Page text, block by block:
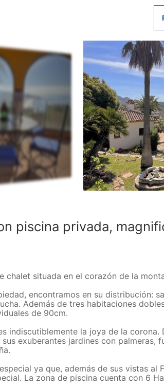
piscina privada,
chalet situada en el corazón de la
encontramos en su distribución:
Además de tres habitaciones
de 90cm.
indiscutiblemente la joya de la
exuberantes jardines con
ya que, además de sus vistas
La zona de piscina cuenta con 6